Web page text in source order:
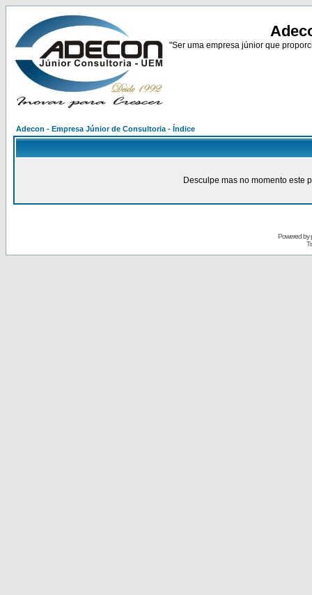
"Ser uma empresa júnior que
Adecon - Empresa Júnior de Consultoria - Índice
Desculpe mas no momento este
Powered by